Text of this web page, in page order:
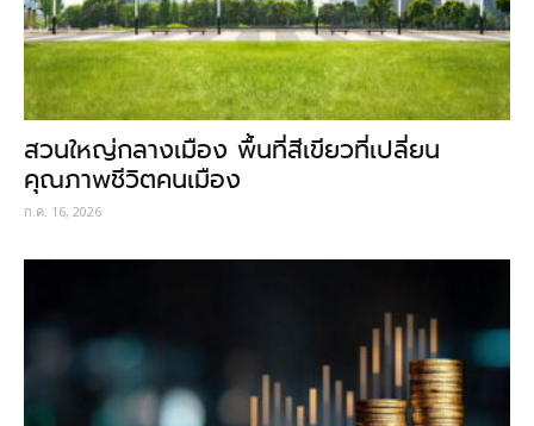
สวนใหญ่กลางเมือง พื้นที่สีเขียวที่เปลี่ยน
คุณภาพชีวิตคนเมือง
ก.ค. 16, 2026